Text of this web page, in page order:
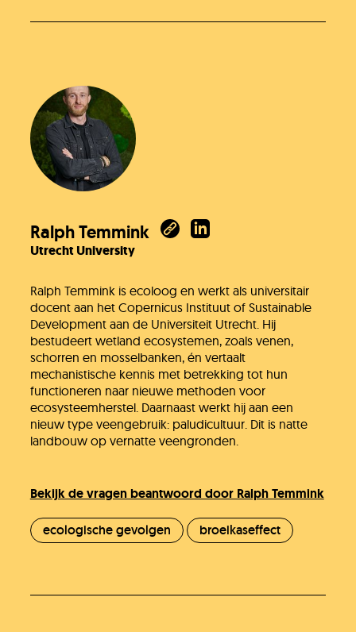
Ralph Temmink
Utrecht University
Ralph Temmink is ecoloog en werkt als universitair
docent aan het Copernicus Instituut of Sustainable
Development aan de Universiteit Utrecht. Hij
bestudeert wetland ecosystemen, zoals venen,
schorren en mosselbanken, én vertaalt
mechanistische kennis met betrekking tot hun
functioneren naar nieuwe methoden voor
ecosysteemherstel. Daarnaast werkt hij aan een
nieuw type veengebruik: paludicultuur. Dit is natte
landbouw op vernatte veengronden.
Bekijk de vragen beantwoord door Ralph Temmink
ecologische gevolgen broeikaseffect